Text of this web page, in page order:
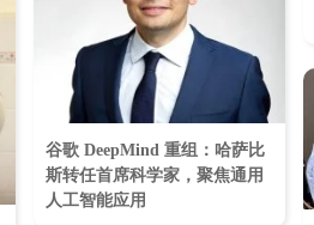
谷歌 DeepMind 重组：哈萨比
斯转任首席科学家，聚焦通用
人工智能应用